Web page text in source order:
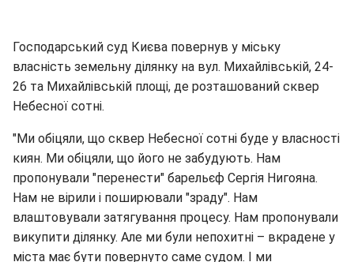
Господарський суд Києва повернув у міську
власність земельну ділянку на вул. Михайлівській, 24-
26 та Михайлівській площі, де розташований сквер
Небесної сотні.
"Ми обіцяли, що сквер Небесної сотні буде у власності
киян. Ми обіцяли, що його не забудують. Нам
пропонували "перенести" барельєф Сергія Нигояна.
Нам не вірили і поширювали "зраду". Нам
влаштовували затягування процесу. Нам пропонували
викупити ділянку. Але ми були непохитні – вкрадене у
міста має бути повернуто саме судом. І ми